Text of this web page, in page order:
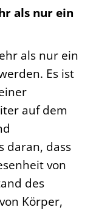
als nur ein
als nur ein
Es ist
auf dem
daran, dass
von
des
Körper,